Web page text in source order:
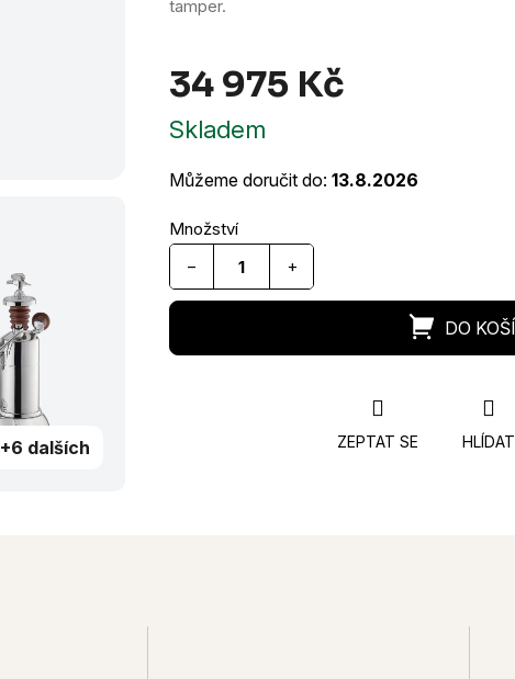
+6 dalších
tamper.
34 975 Kč
Skladem
Můžeme doručit do: 13.8.2026
+
−
ZEPTAT SE HLÍDAT